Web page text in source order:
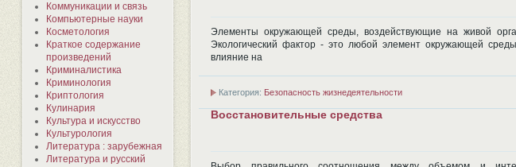
Коммуникации и связь
Компьютерные науки
Косметология
Краткое содержание
произведений
Криминалистика
Криминология
Криптология
Кулинария
Культура и искусство
Культурология
Литература : зарубежная
Литература и русский
Элементы окружающей среды, воздействующие на живой
Экологический фактор - это любой элемент окружающей
влияние на
Категория: Безопасность жизнедеятельности
Восстановительные средства